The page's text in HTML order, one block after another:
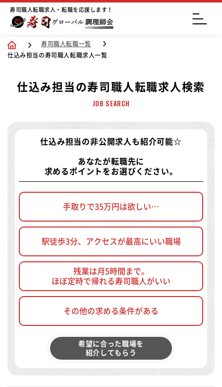
寿司職人転職求人・転職を応援します！
寿司職人転職一覧
仕込み担当の寿司職人転職求人一覧
仕込み担当の寿司職人転職求人検索
JOB SEARCH
仕込み担当の非公開求人 も紹介可能☆
あなたが転職先に
求めるポイントをお選びください。
手取りで35万円は欲しい…
駅徒歩3分、アクセスが最高にいい職場
残業は月5時間まで。
ほぼ定時で帰れる寿司職人がいい
その他の求める条件がある
希望に合った職場を
紹介してもらう